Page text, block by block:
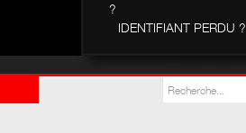
?
IDENTIFIANT PERDU ?